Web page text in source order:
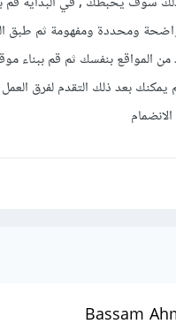
ومحددة ومفهومة ثم طبق
من المواقع بنفسك ثم قم ببناء
بعد ذلك التقدم لفرق
Bassam